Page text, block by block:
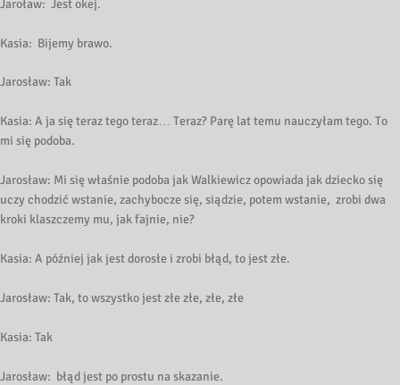
Jaroław: Jest okej.
Kasia: Bijemy brawo.
Jarosław: Tak
Kasia: A ja się teraz tego teraz… Teraz? Parę lat temu nauczyłam tego. To
mi się podoba.
Jarosław: Mi się właśnie podoba jak Walkiewicz opowiada jak dziecko się
uczy chodzić wstanie, zachybocze się, siądzie, potem wstanie, zrobi dwa
kroki klaszczemy mu, jak fajnie, nie?
Kasia: A później jak jest dorosłe i zrobi błąd, to jest złe.
Jarosław: Tak, to wszystko jest złe złe, złe, złe
Kasia: Tak
Jarosław: błąd jest po prostu na skazanie.